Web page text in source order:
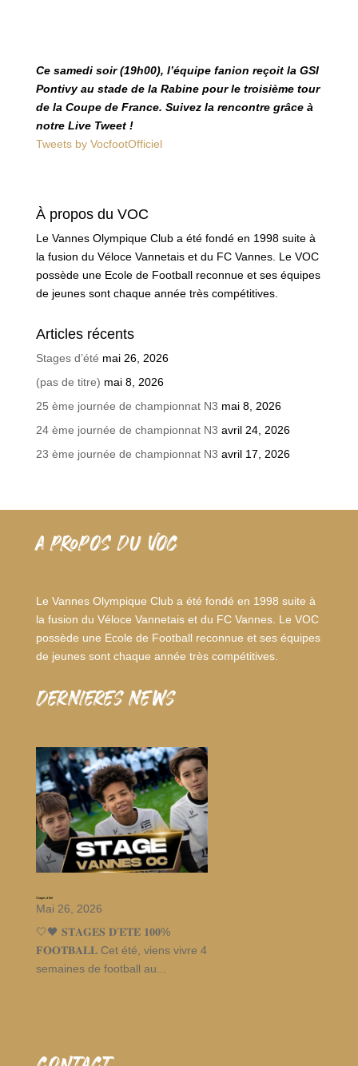
Ce samedi soir (19h00), l’équipe fanion reçoit la GSI
Pontivy au stade de la Rabine pour le troisième tour
de la Coupe de France. Suivez la rencontre grâce à
notre Live Tweet !
Tweets by VocfootOfficiel
À propos du VOC
Le Vannes Olympique Club a été fondé en 1998 suite à
la fusion du Véloce Vannetais et du FC Vannes. Le VOC
possède une Ecole de Football reconnue et ses équipes
de jeunes sont chaque année très compétitives.
Articles récents
Stages d’été mai 26, 2026
(pas de titre) mai 8, 2026
25 ème journée de championnat N3 mai 8, 2026
24 ème journée de championnat N3 avril 24, 2026
23 ème journée de championnat N3 avril 17, 2026
A PROPOS DU VOC
Le Vannes Olympique Club a été fondé en 1998 suite à
la fusion du Véloce Vannetais et du FC Vannes. Le VOC
possède une Ecole de Football reconnue et ses équipes
de jeunes sont chaque année très compétitives.
dernieres news
Stages d’été
Mai 26, 2026
🤍🖤 𝐒𝐓𝐀𝐆𝐄𝐒 𝐃’𝐄́𝐓𝐄́ 𝟏𝟎𝟎%
𝐅𝐎𝐎𝐓𝐁𝐀𝐋𝐋 Cet été, viens vivre 4
semaines de football au...